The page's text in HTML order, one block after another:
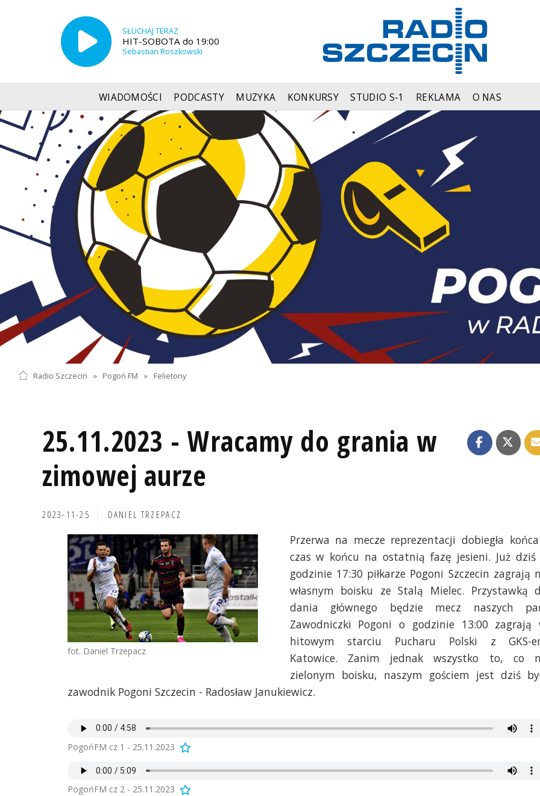
SŁUCHAJ TERAZ
HIT-SOBOTA do 19:00
Sebastian Roszkowski
WIADOMOŚCI PODCASTY MUZYKA KONKURSY STUDIO S-1 REKLAMA O NAS
Radio Szczecin » Pogoń FM » Felietony
25.11.2023 - Wracamy do grania w
zimowej aurze
2023-11-25 DANIEL TRZEPACZ
fot. Daniel Trzepacz
Przerwa na mecze reprezentacji dobiegła
czas w końcu na ostatnią fazę jesieni. Już dziś
godzinie 17:30 piłkarze Pogoni Szczecin zagrają
własnym boisku ze Stalą Mielec. Przystawką
dania głównego będzie mecz naszych
Zawodniczki Pogoni o godzinie 13:00 zagrają
hitowym starciu Pucharu Polski z GKS-
Katowice. Zanim jednak wszystko to, co
zielonym boisku, naszym gościem jest dziś
zawodnik Pogoni Szczecin - Radosław Janukiewicz.
PogońFM cz 1 - 25.11.2023
PogońFM cz 2 - 25.11.2023